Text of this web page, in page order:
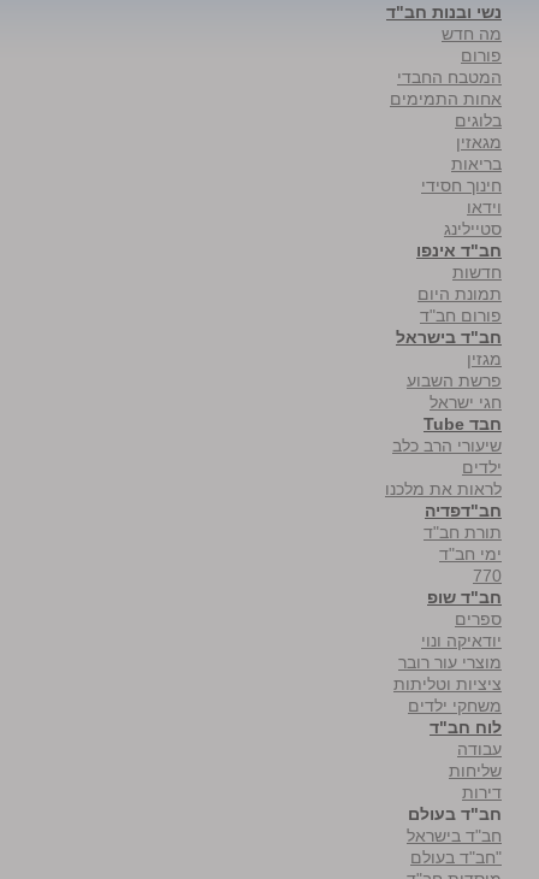
נשי ובנות חב"ד
מה חדש
פורום
המטבח החבדי
אחות התמימים
בלוגים
מגאזין
בריאות
חינוך חסידי
וידאו
סטיילינג
חב"ד אינפו
חדשות
תמונת היום
פורום חב"ד
חב"ד בישראל
מגזין
פרשת השבוע
חגי ישראל
חבד Tube
שיעורי הרב כלב
ילדים
לראות את מלכנו
חב"דפדיה
תורת חב"ד
ימי חב"ד
770
חב"ד שופ
ספרים
יודאיקה ונוי
מוצרי עור רובר
ציציות וטליתות
משחקי ילדים
לוח חב"ד
עבודה
שליחות
דירות
חב"ד בעולם
חב"ד בישראל
"חב"ד בעולם